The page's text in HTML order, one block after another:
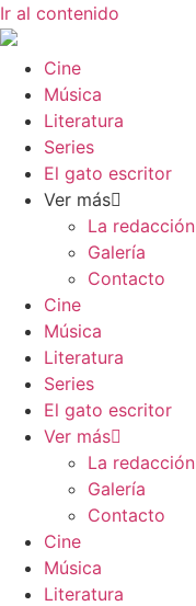
Ir al contenido
Cine
Música
Literatura
Series
El gato escritor
Ver más
La redacción
Galería
Contacto
Cine
Música
Literatura
Series
El gato escritor
Ver más
La redacción
Galería
Contacto
Cine
Música
Literatura